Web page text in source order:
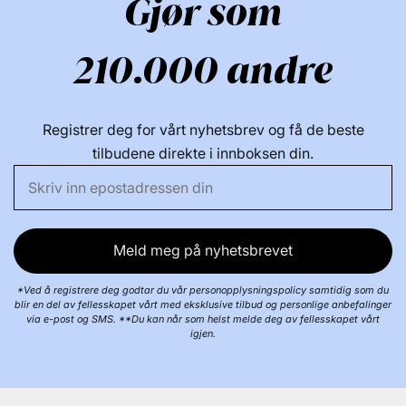
hårvasker - Aktiveres av varme - Varmebeskyttende
nyvasket, håndkletørket hår - Det er viktig at du deler
som vanlig - Ikke bruk andre stylingprodukter når
håret er vått, du kan påføre stylingprodukter etter
føning Extra Strength Dream Coat - For best resultat,
bruk hver 3.-4. vaskIngrediensliste:Vann/Aqua,
Dipropylenglykol, Polysilikon-29,
VP/Metakrylamid/Vinylimidazol-kopolymer, Silikon
Quaternium-18, Glyserin, Trideceth-6,
Kamilleblomstekstrakt (Chamomilla Recutita),
Ringblomst Blomsterekstrakt, polyimid-1, kaliumsorbat,
Gjør som
210.000 andre
Registrer deg for vårt nyhetsbrev og få de beste
tilbudene direkte i innboksen din.
Meld meg på nyhetsbrevet
*Ved å registrere deg godtar du vår personopplysningspolicy samtidig som du
blir en del av fellesskapet vårt med eksklusive tilbud og personlige anbefalinger
via e-post og SMS. **Du kan når som helst melde deg av fellesskapet vårt
igjen.